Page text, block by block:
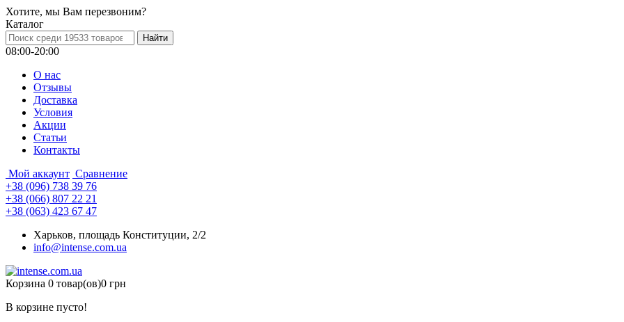
Хотите, мы Вам перезвоним?
Каталог
08:00-20:00
О нас
Отзывы
Доставка
Условия
Aкции
Статьи
Контакты
Мой аккаунт Сравнение
+38 (096) 738 39 76
+38 (066) 807 22 21
+38 (063) 423 67 47
Харьков, площадь Конституции, 2/2
info@intense.com.ua
Корзина 0 товар(ов)0 грн
В корзине пусто!